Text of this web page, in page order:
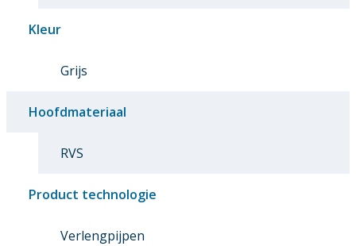
Kleur
Grijs
Hoofdmateriaal
RVS
Product technologie
Verlengpijpen